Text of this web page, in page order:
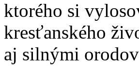
ktorého si
kresťanského
aj silnými